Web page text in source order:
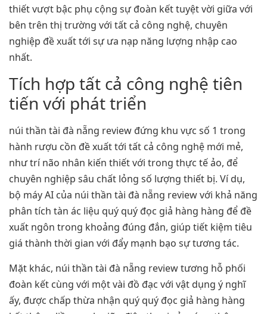
thiết vượt bậc phụ cộng sự đoàn kết tuyệt vời giữa với
bên trên thị trường với tất cả công nghệ, chuyên
nghiệp đề xuất tới sự ưa nạp năng lượng nhập cao
nhất.
Tích hợp tất cả công nghệ tiên
tiến với phát triển
núi thần tài đà nẵng review đứng khu vực số 1 trong
hành rượu cồn đề xuất tới tất cả công nghệ mới mẻ,
như trí não nhân kiến thiết với trong thực tế ảo, để
chuyên nghiệp sâu chất lỏng số lượng thiết bị. Ví dụ,
bộ máy AI của núi thần tài đà nẵng review với khả năng
phân tích tàn ác liệu quý quý đọc giả hàng hàng để đề
xuất ngôn trong khoảng đúng đắn, giúp tiết kiệm tiêu
giá thành thời gian với đẩy mạnh bạo sự tương tác.
Mặt khác, núi thần tài đà nẵng review tương hỗ phối
đoàn kết cùng với một vài đồ đạc với vật dụng ý nghĩ
ấy, được chấp thừa nhận quý quý đọc giả hàng hàng